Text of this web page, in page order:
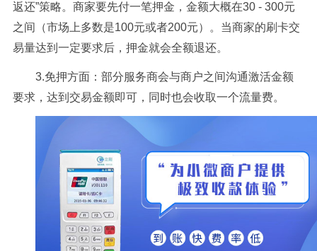
返还”策略。商家要先付一笔押金，金额大概在30 - 300元
之间（市场上多数是100元或者200元）。当商家的刷卡交
易量达到一定要求后，押金就会全额退还。
3.免押方面：部分服务商会与商户之间沟通激活金额
要求，达到交易金额即可，同时也会收取一个流量费。